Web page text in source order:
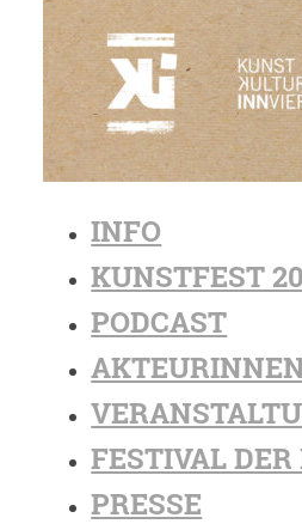
INFO
KUNSTFEST
PODCAST
FESTIVAL DER
PRESSE